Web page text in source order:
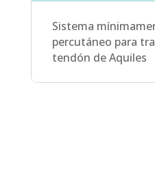
Sistema
percutáneo para
tendón de Aquiles